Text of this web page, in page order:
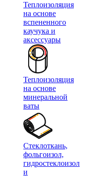
Теплоизоляция
на основе
вспененного
каучука и
аксессуары
Теплоизоляция
на основе
минеральной
ваты
Стеклоткань,
фольгоизол,
гидростеклоизол
и